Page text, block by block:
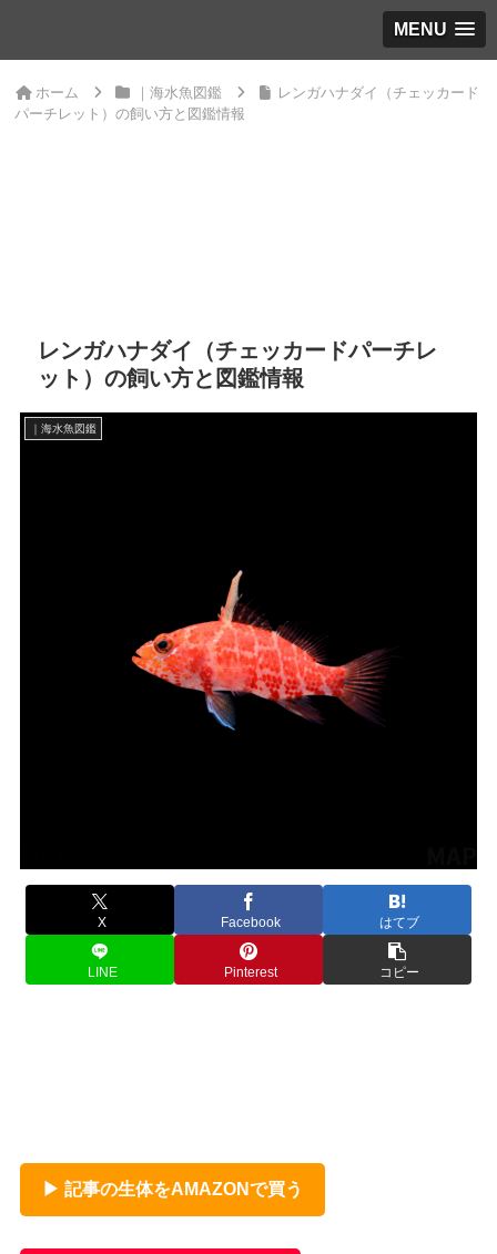
MENU
ホーム ｜海水魚図鑑
レンガハナダイ（チェッカード
パーチレット）の飼い方と図鑑情報
レンガハナダイ（チェッカードパーチレ
ット）の飼い方と図鑑情報
｜海水魚図鑑
X Facebook はてブ
LINE Pinterest コピー
▶ 記事の生体をAMAZONで買う